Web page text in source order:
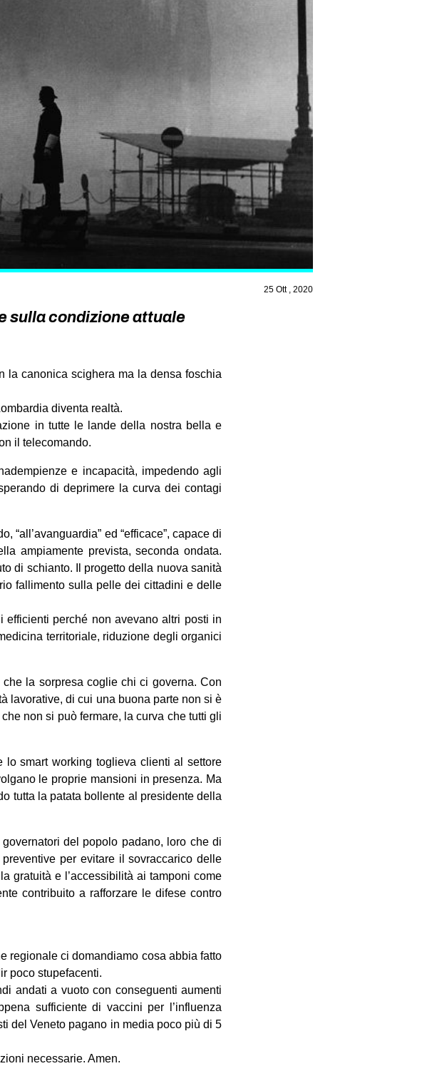
25 Ott , 2020
sulla condizione attuale
la canonica scighera ma la densa foschia
diventa realtà.
in tutte le lande della nostra bella e
il telecomando.
e incapacità, impedendo agli
di deprimere la curva dei contagi
“all’avanguardia” ed “efficace”, capace di
ampiamente prevista, seconda ondata.
di schianto. Il progetto della nuova sanità
fallimento sulla pelle dei cittadini e delle
efficienti perché non avevano altri posti in
territoriale, riduzione degli organici
che la sorpresa coglie chi ci governa. Con
lavorative, di cui una buona parte non si è
non si può fermare, la curva che tutti gli
lo smart working toglieva clienti al settore
le proprie mansioni in presenza. Ma
tutta la patata bollente al presidente della
del popolo padano, loro che di
per evitare il sovraccarico delle
gratuità e l’accessibilità ai tamponi come
contribuito a rafforzare le difese contro
regionale ci domandiamo cosa abbia fatto
poco stupefacenti.
andati a vuoto con conseguenti aumenti
sufficiente di vaccini per l’influenza
del Veneto pagano in media poco più di 5
necessarie. Amen.